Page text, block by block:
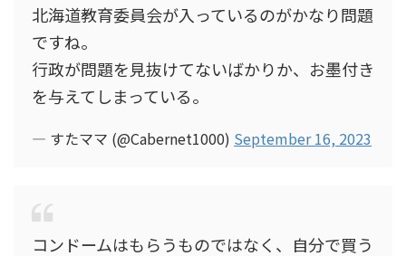
北海道教育委員会が入っているのがかなり問題
ですね。
行政が問題を見抜けてないばかりか、お墨付き
を与えてしまっている。
— すたママ (@Cabernet1000) September 16, 2023
コンドームはもらうものではなく、自分で買う